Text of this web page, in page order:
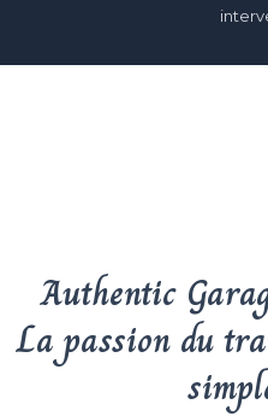
Authentic
La passion du